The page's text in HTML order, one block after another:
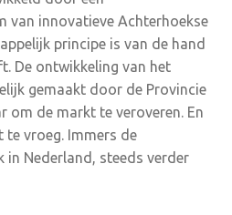
van innovatieve Achterhoekse
principe is van de hand
De ontwikkeling van het
gemaakt door de Provincie
om de markt te veroveren. En
te vroeg. Immers de
in Nederland, steeds verder